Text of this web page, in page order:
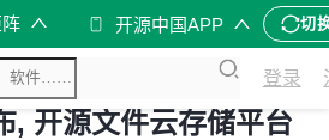
开源中国APP 切
登录
, 开源文件云存储平台